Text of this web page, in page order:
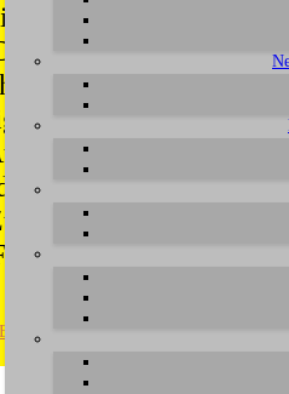
dass einige
erfolgt, wird dieser
sind Sie auch mit
unabhängig von
die weitere
gemäß
gespeichert und